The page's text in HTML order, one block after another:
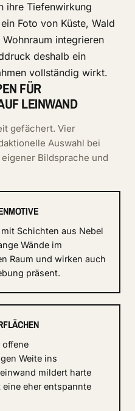
ihre Tiefenwirkung
Foto von Küste, Wald
integrieren
deshalb ein
vollständig wirkt.
FÜR
LEINWAND
gefächert. Vier
Auswahl bei
Bildsprache und
Schichten aus Nebel
Wände im
Raum und wirken auch
präsent.
offene
Weite ins
mildert harte
eher entspannte